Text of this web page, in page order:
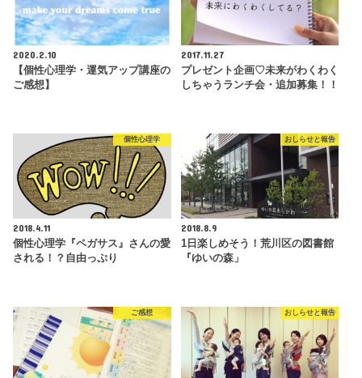
2020.2.10
【個性心理学・運気アップ講座の
ご感想】
2017.11.27
プレゼント企画♡未来がわくわく
しちゃうランチ会・追加募集！！
個性心理学
2018.4.11
個性心理学『ペガサス』さんの愛
される！？自由っぷり
おしらせと報告
2018.8.9
1日楽しめそう！荒川区の図書館
『ゆいの森」
ご感想 おしらせと報告